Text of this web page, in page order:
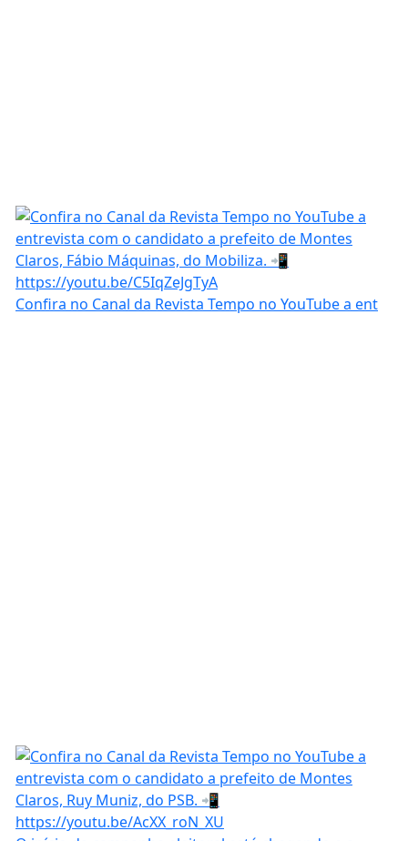
Confira no Canal da Revista Tempo no YouTube a ent